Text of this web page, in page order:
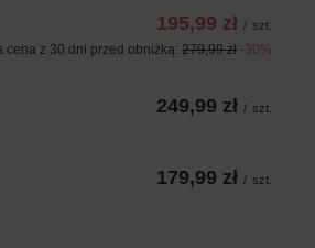
195,99 zł / szt.
cena z 30 dni przed obniżką: 279,99 zł -30%
249,99 zł / szt.
179,99 zł / szt.